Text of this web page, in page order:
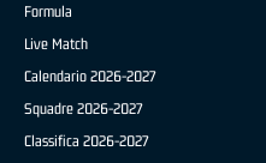
Formula
Live Match
Calendario 2026-2027
Squadre 2026-2027
Classifica 2026-2027